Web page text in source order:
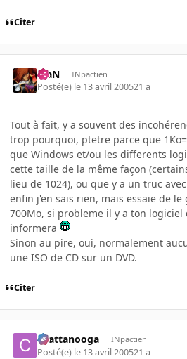
Citer
KiaN INpactien
Posté(e) le 13 avril 200521 a
Tout à fait, y a souvent des
trop pourquoi, ptetre parce que
que Windows et/ou les differents
cette taille de la même façon
lieu de 1024), ou que y a un truc
enfin j'en sais rien, mais essaie de le
700Mo, si probleme il y a ton logiciel
informera
Sinon au pire, oui, normalement
une ISO de CD sur un DVD.
Citer
chattanooga INpactien
Posté(e) le 13 avril 200521 a